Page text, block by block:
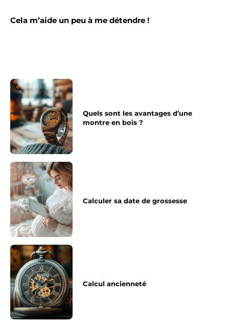
Cela m’aide un peu à me détendre !
Quels sont les avantages d’une
montre en bois ?
Calculer sa date de grossesse
Calcul ancienneté